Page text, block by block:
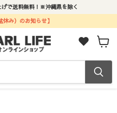
で送料無料！※沖縄県を除く
休み）のお知らせ】
ー
ト